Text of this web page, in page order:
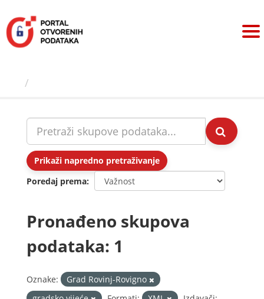
sadržaj
Prikaži napredno pretraživanje
Poredaj prema
Pronađeno skupova
podataka: 1
Oznake:
Grad Rovinj-Rovigno